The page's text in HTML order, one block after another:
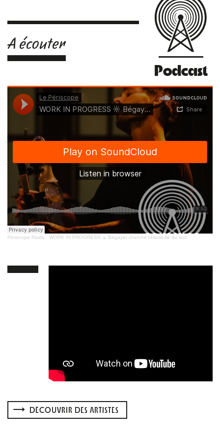
Podcast
A écouter
Périscope Radio · WORK IN PROGRESS ☼ Bégayer cherche l'élasticité du son.
DÉCOUVRIR DES ARTISTES